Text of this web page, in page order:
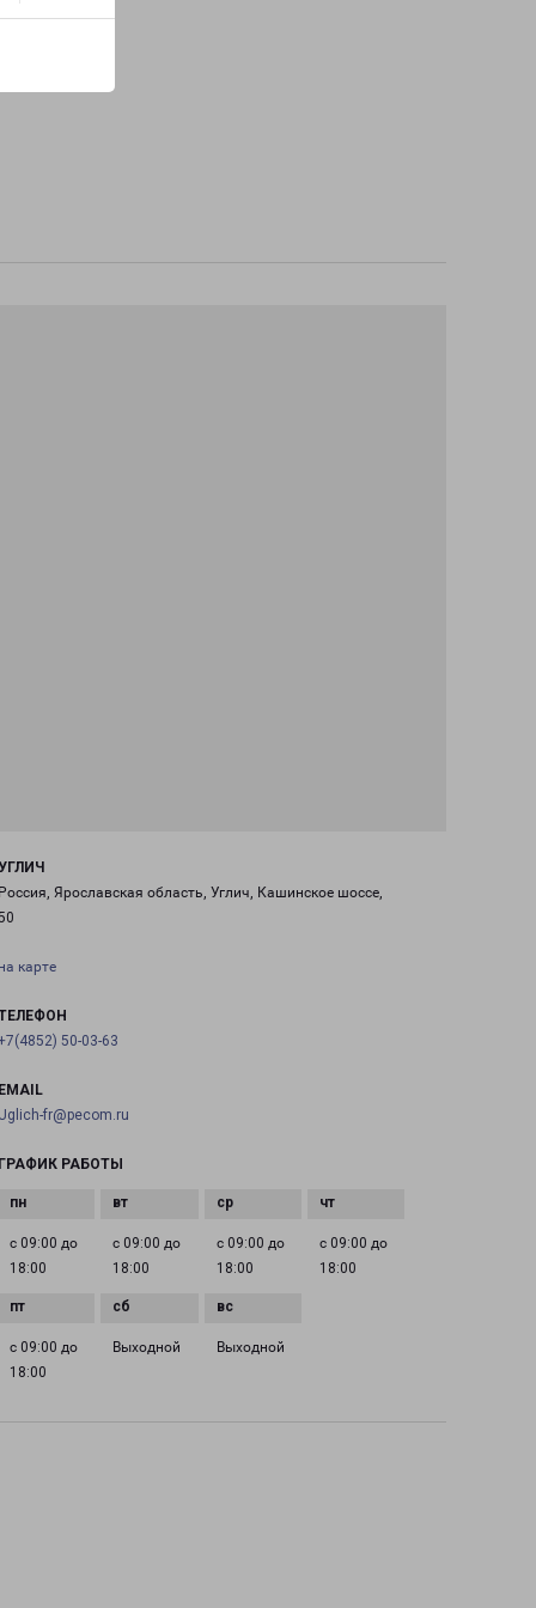
Ярославская область, Углич, Кашинское шоссе,
карте
50-03-63
fr@pecom.ru
РАБОТЫ
с 09:00 до
18:00
с 09:00 до
18:00
с 09:00 до
18:00
с 09:00 до
18:00
с 09:00 до
18:00
Выходной Выходной